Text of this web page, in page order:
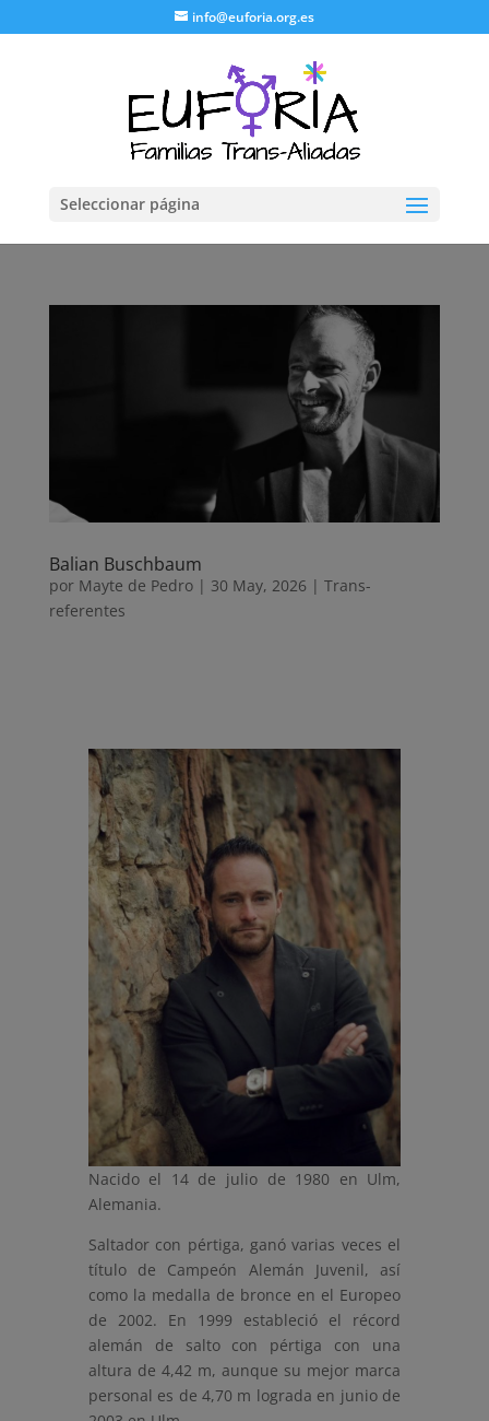
info@euforia.org.es
Seleccionar página
Balian Buschbaum
por Mayte de Pedro| 30 May, 2026 | Trans-
referentes
Nacido el 14 de julio de 1980 en Ulm,
Alemania.
Saltador con pértiga, ganó varias veces el
título de Campeón Alemán Juvenil, así
como la medalla de bronce en el Europeo
de 2002. En 1999 estableció el récord
alemán de salto con pértiga con una
altura de 4,42 m, aunque su mejor marca
personal es de 4,70 m lograda en junio de